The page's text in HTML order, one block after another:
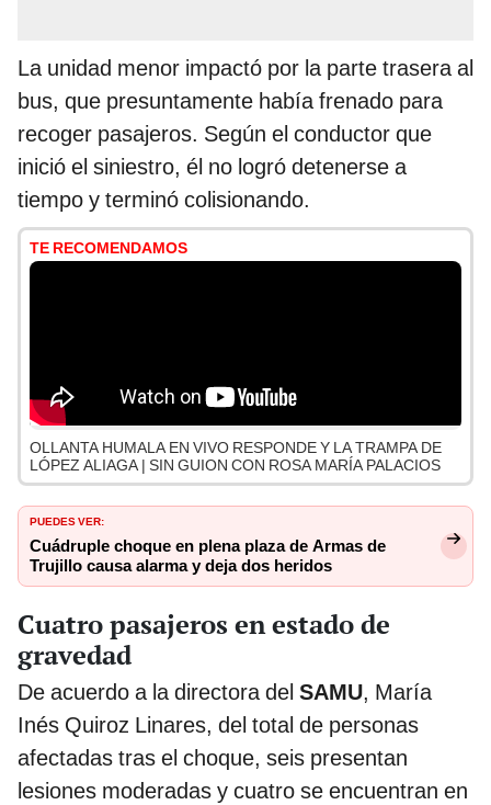
La unidad menor impactó por la parte trasera al
bus, que presuntamente había frenado para
recoger pasajeros. Según el conductor que
inició el siniestro, él no logró detenerse a
tiempo y terminó colisionando.
TE RECOMENDAMOS
OLLANTA HUMALA EN VIVO RESPONDE Y LA TRAMPA DE
LÓPEZ ALIAGA | SIN GUION CON ROSA MARÍA PALACIOS
PUEDES VER:
Cuádruple choque en plena plaza de Armas de
Trujillo causa alarma y deja dos heridos
Cuatro pasajeros en estado de
gravedad
De acuerdo a la directora del SAMU, María
Inés Quiroz Linares, del total de personas
afectadas tras el choque, seis presentan
lesiones moderadas y cuatro se encuentran en